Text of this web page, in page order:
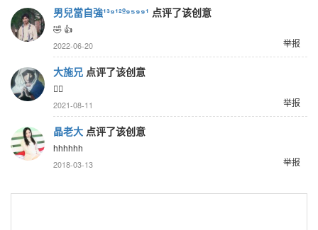
男兒當自強¹³⁹¹²º⁹⁵⁹⁹¹ 点评了该创意
🤣 👍
举报
2022-06-20
大施兄 点评了该创意
🤷‍♂️
举报
2021-08-11
晶老大 点评了该创意
hhhhhh
举报
2018-03-13